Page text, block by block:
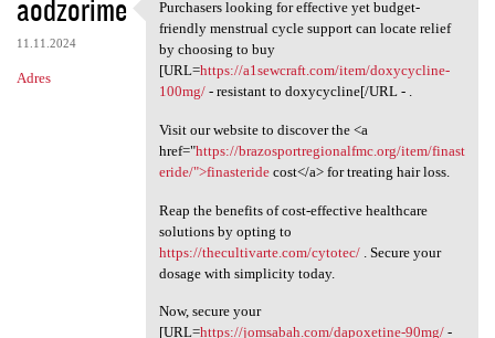
aodzorime
11.11.2024
Adres
Purchasers looking for
Purchasers looking for effective yet budget-
friendly menstrual cycle support can locate relief
by choosing to buy
[URL=https://a1sewcraft.com/item/doxycycline-
100mg/- resistant to doxycycline[/URL - .
Visit our website to discover the <a
href="https://brazosportregionalfmc.org/item/finast
eride/">finasteridecost</a> for treating hair loss.
Reap the benefits of cost-effective healthcare
solutions by opting to
https://thecultivarte.com/cytotec/. Secure your
dosage with simplicity today.
Now, secure your
[URL=https://jomsabah.com/dapoxetine-90mg/-